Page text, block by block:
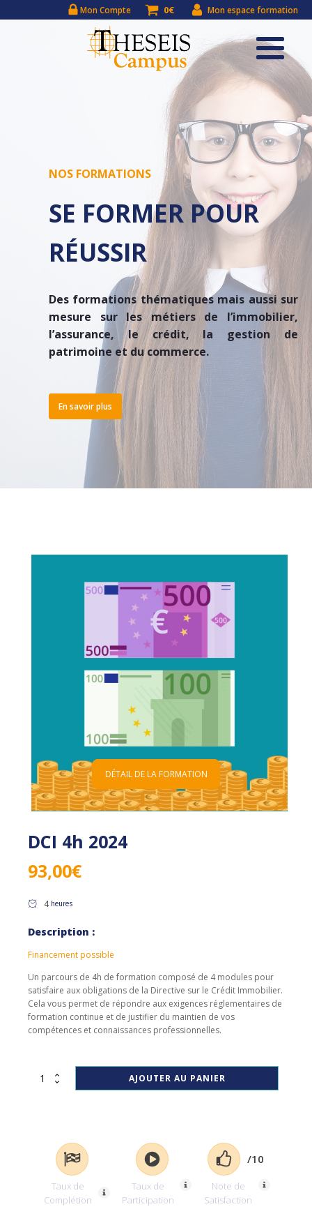
Mon Compte 0€ Mon espace formation
NOS FORMATIONS
SE FORMER POUR
RÉUSSIR
Des formations thématiques mais aussi sur
mesure sur les métiers de l’immobilier,
l’assurance, le crédit, la gestion de
patrimoine et du commerce.
En savoir plus
DÉTAIL DE LA FORMATION
DCI 4h 2024
93,00€
4 heures
Description :
Financement possible
Un parcours de 4h de formation composé de 4 modules pour
satisfaire aux obligations de la Directive sur le Crédit Immobilier.
Cela vous permet de répondre aux exigences réglementaires de
formation continue et de justifier du maintien de vos
compétences et connaissances professionnelles.
quantité
AJOUTER AU PANIER
Taux de
Complétion
Taux de
Participation
/10
Note de
Satisfaction